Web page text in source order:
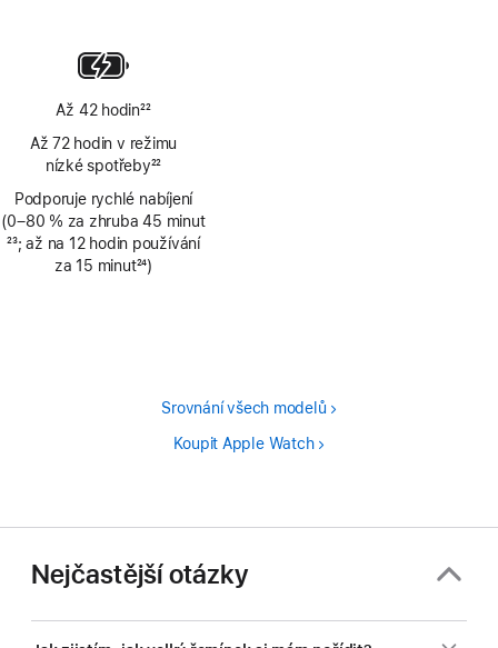
Až 42 hodin22
Až 72 hodin v režimu
nízké spotřeby22
Podporuje rychlé nabíjení
(0–80 % za zhruba 45 minut
Poznámka
23; až na 12 hodin používání
za 15 minut24)
Srovnání všech modelů
Koupit Apple Watch
Nejčastější otázky